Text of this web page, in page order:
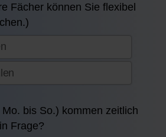
Fächer können Sie flexibel
bis So.) kommen zeitlich
Frage?